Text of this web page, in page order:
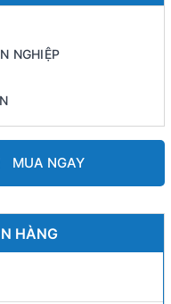
NGHIỆP
MUA NGAY
HÀNG